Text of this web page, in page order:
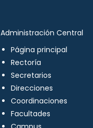
Administración Central
Página principal
Rectoría
Secretarios
Direcciones
Coordinaciones
Facultades